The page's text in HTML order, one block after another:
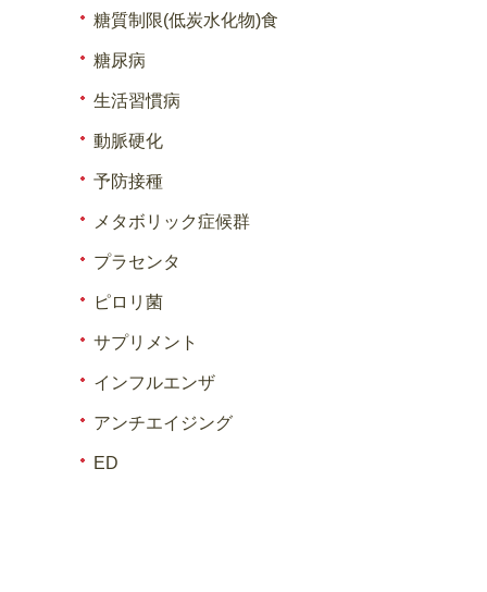
糖質制限(低炭水化物)食
糖尿病
生活習慣病
動脈硬化
予防接種
メタボリック症候群
プラセンタ
ピロリ菌
サプリメント
インフルエンザ
アンチエイジング
ED